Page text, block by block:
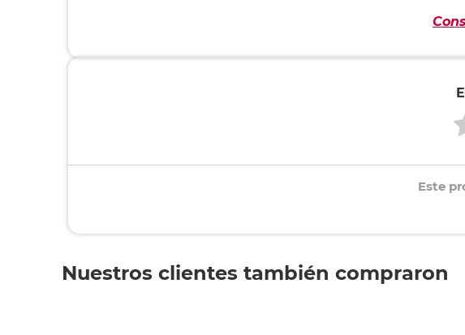
Este
Nuestros clientes también compraron